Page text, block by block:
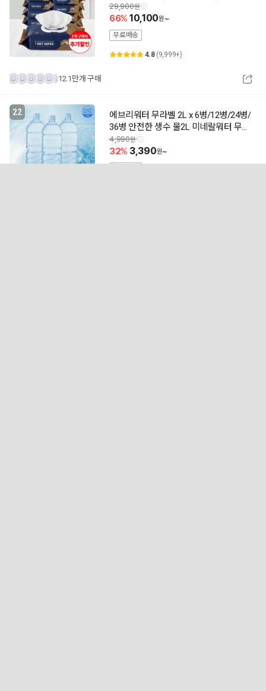
29,900
66 10,100
~
무료배송
4.8 (9,999+)
12.1만개 구매
22
에브리워터 무라벨 2L x 6병/12병/24병/
36병 안전한 생수 물2L 미네랄워터 무라
벨생수 샘물
4,990
32 3,390
~